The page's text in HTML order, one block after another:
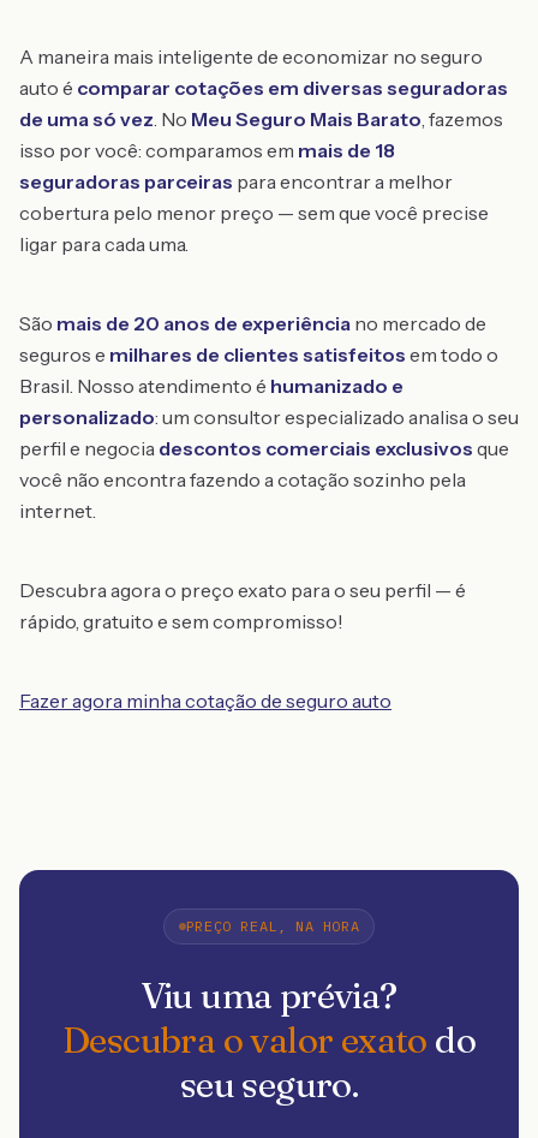
A maneira mais inteligente de economizar no seguro
auto é comparar cotações em diversas seguradoras
de uma só vez. No Meu Seguro Mais Barato, fazemos
isso por você: comparamos em mais de 18
seguradoras parceiras para encontrar a melhor
cobertura pelo menor preço — sem que você precise
ligar para cada uma.
São mais de 20 anos de experiência no mercado de
seguros e milhares de clientes satisfeitos em todo o
Brasil. Nosso atendimento é humanizado e
personalizado: um consultor especializado analisa o seu
perfil e negocia descontos comerciais exclusivos que
você não encontra fazendo a cotação sozinho pela
internet.
Descubra agora o preço exato para o seu perfil — é
rápido, gratuito e sem compromisso!
Fazer agora minha cotação de seguro auto
PREÇO REAL, NA HORA
Viu uma prévia?
Descubra o valor exato do
seu seguro.